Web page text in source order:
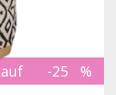
-25